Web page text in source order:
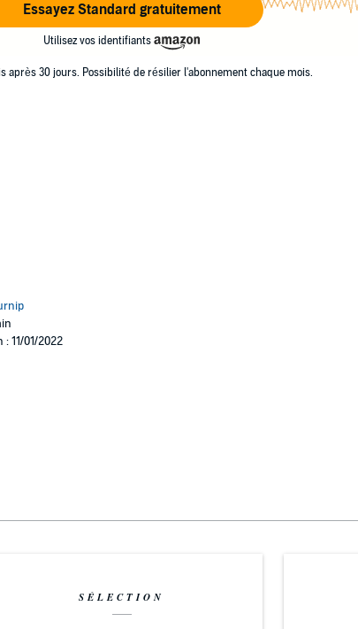
Essayez Standard gratuitement
Utilisez vos identifiants
après 30 jours. Possibilité de résilier l'abonnement chaque mois.
11/01/2022
SÉLECTION